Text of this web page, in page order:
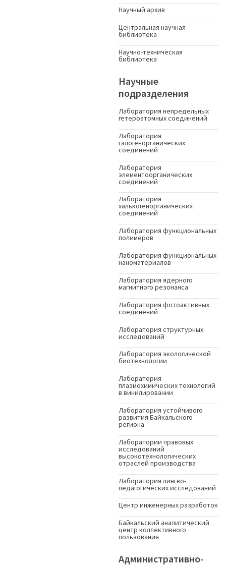
Научный архив
Центральная научная
библиотека
Научно-техническая
библиотека
Научные
подразделения
Лаборатория непредельных
гетероатомных соединений
Лаборатория
галогенорганических
соединений
Лаборатория
элементоорганических
соединений
Лаборатория
халькогенорганических
соединений
Лаборатория функциональных
полимеров
Лаборатория функциональных
наноматериалов
Лаборатория ядерного
магнитного резонанса
Лаборатория фотоактивных
соединений
Лаборатория структурных
исследований
Лаборатория экологической
биотехнологии
Лаборатория
плазмохимических технологий
в винилировании
Лаборатория устойчивого
развития Байкальского
региона
Лаборатории правовых
исследований
высокотехнологических
отраслей производства
Лаборатория лингво-
педагогических исследований
Центр инженерных разработок
Байкальский аналитический
центр коллективного
пользования
Административно-